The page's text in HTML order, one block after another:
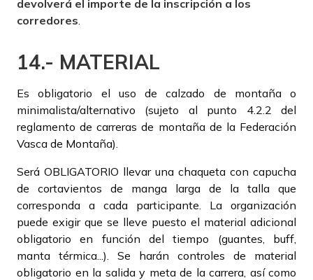
devolverá el importe de la inscripción a los
corredores.
14.- MATERIAL
Es obligatorio el uso de calzado de montaña o
minimalista/alternativo (sujeto al punto 4.2.2 del
reglamento de carreras de montaña de la Federación
Vasca de Montaña).
Será OBLIGATORIO llevar una chaqueta con capucha
de cortavientos de manga larga de la talla que
corresponda a cada participante. La organización
puede exigir que se lleve puesto el material adicional
obligatorio en función del tiempo (guantes, buff,
manta térmica...). Se harán controles de material
obligatorio en la salida y meta de la carrera, así como